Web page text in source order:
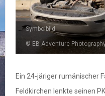
Symbolbild
© EB Adventure
Ein 24-järiger rumänischer
Feldkirchen lenkte seinen